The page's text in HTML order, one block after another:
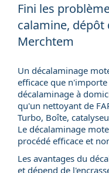
Fini les
calamine, dépôt
Merchtem
Un décalaminage
efficace que
décalaminage à
qu'un nettoyant de
Turbo, Boîte,
Le décalaminage
procédé efficace et
Les avantages du
et dépend de